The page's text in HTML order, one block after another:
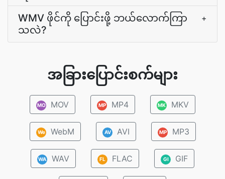
WMV ဖိုင်ကို ပြောင်းဖို့ ဘယ်လောက်ကြာ
သလဲ?
+
အခြားပြောင်းစက်များ
MO MOV MP MP4 MK MKV
We WebM AV AVI MP MP3
WA WAV FL FLAC GI GIF